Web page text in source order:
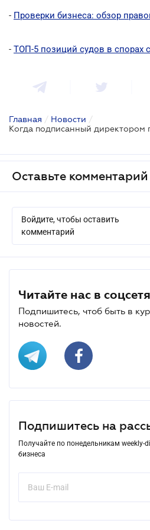
- Проверки бизнеса: обзор
- ТОП-5 позиций судов в спорах
Главная / Новости /
Оставьте комментарий
Войдите, чтобы оставить
комментарий
Читайте нас в
Подпишитесь, чтоб быть в
новостей.
Подпишитесь на
Получайте по понедельникам weekly-
бизнеса